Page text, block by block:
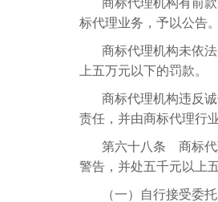
商标代理机构有前
标代理业务，予以公告
商标代理机构未依
上五万元以下的罚款。
商标代理机构违反
责任，并由商标代理行
第六十八条 商标代
警告，并处五千元以上
（一）自行接受委